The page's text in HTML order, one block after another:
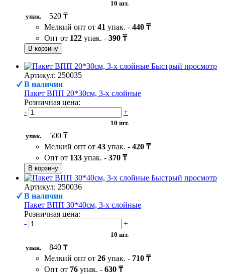
10 шт.
упак.
520 ₸
Мелкий опт от 41 упак. - 440 ₸
Опт от 122 упак. - 390 ₸
В корзину
Быстрый просмотр
Артикул: 250035
В наличии
Пакет ВПП 20*30см, 3-х слойные
Розничная цена:
-
+
10 шт.
упак.
500 ₸
Мелкий опт от 43 упак. - 420 ₸
Опт от 133 упак. - 370 ₸
В корзину
Быстрый просмотр
Артикул: 250036
В наличии
Пакет ВПП 30*40см, 3-х слойные
Розничная цена:
-
+
10 шт.
упак.
840 ₸
Мелкий опт от 26 упак. - 710 ₸
Опт от 76 упак. - 630 ₸